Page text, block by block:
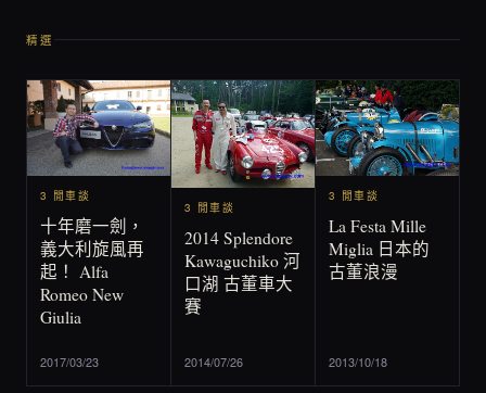
精選
3 閒車談
十年磨一劍，
義大利旋風再
起！ Alfa
Romeo New
Giulia
2017/03/23
3 閒車談
2014 Splendore
Kawaguchiko 河
口湖 古董車大
賽
2014/07/26
3 閒車談
La Festa Mille
Miglia 日本的
古董浪漫
2013/10/18